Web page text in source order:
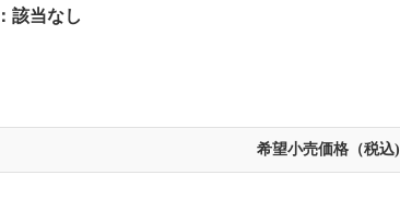
該当なし
希望小売価格（税込)